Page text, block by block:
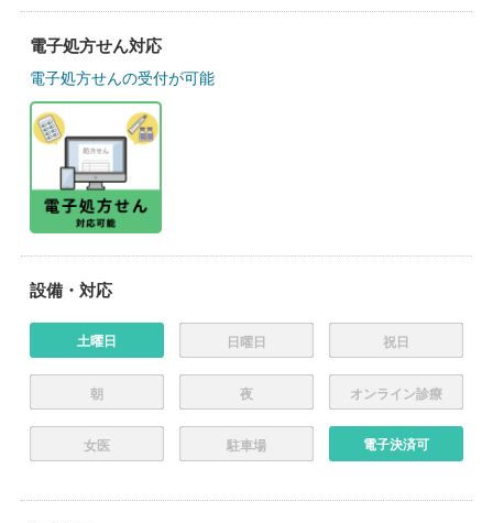
電子処方せん対応
電子処方せんの受付が可能
設備・対応
土曜日 日曜日 祝日
朝 夜 オンライン診療
女医 駐車場 電子決済可